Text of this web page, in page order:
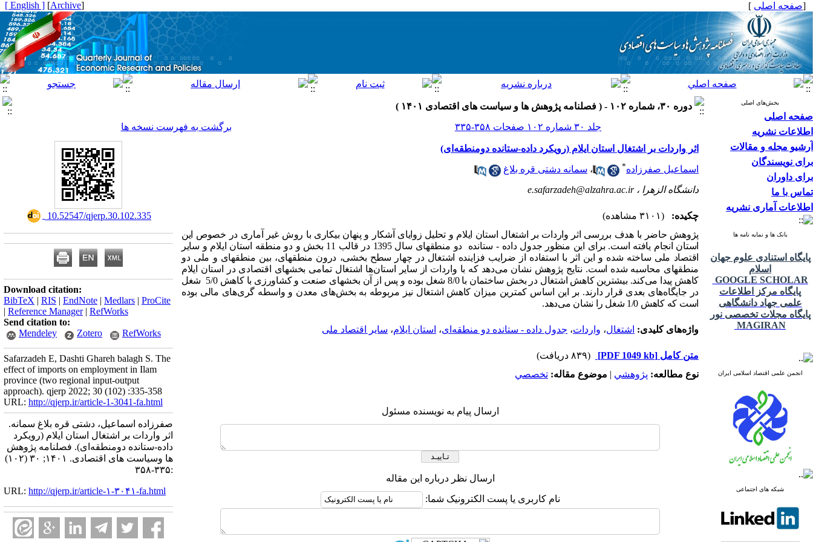
[صفحه اصلی ]
[
Archive
]
[ English ]
بخش‌های اصلی
صفحه اصلی
اطلاعات نشریه
آرشیو مجله و مقالات
برای نویسندگان
برای داوران
تماس با ما
اطلاعات آماری نشریه
بانک ها و نمایه نامه ها
پایگاه استنادی علوم جهان
اسلام
GOOGLE SCHOLAR
پایگاه مرکز اطلاعات
علمی جهاد دانشگاهی
پایگاه مجلات تخصصی نور
MAGIRAN
انجمن علمی اقتصاد اسلامی ایران
شبکه های اجتماعی
دوره ۳۰، شماره ۱۰۲ - ( فصلنامه پژوهش ها و سیاست های اقتصادی ۱۴۰۱ )
جلد ۳۰ شماره ۱۰۲ صفحات ۳۵۸-۳۳۵
برگشت به فهرست نسخه ها
اثر واردات بر اشتغال استان ایلام (رویکرد داده-ستانده دومنطقه‌ای‎)
اسماعیل صفرزاده* ، سمانه دشتی قره بلاغ
دانشگاه الزهرا ،e.safarzadeh@alzahra.ac.ir
چکیده:
(۳۱۰۱ مشاهده)
پژوهش حاضر با هدف بررسی اثر واردات بر اشتغال استان ایلام و تحلیل زوایای آشکار و پنهان بیکاری با روش غیر آماری در خصوص این
استان انجام یافته است. برای این منظور جدول داده - ستانده دو منطقه‏ای سال 1395 در قالب 11 بخش و دو منطقه استان ایلام و سایر
اقتصاد ملی ساخته شده و این اثر با استفاده از ضرایب فزاینده اشتغال در چهار سطح بخشی، درون منطقه‏ای، بین منطقه‏ای و ملی دو
منطقه‏ای محاسبه شده است. نتایج پژوهش نشان می‌دهد که با واردات از سایر استان‌ها اشتغال تمامی بخش‏های اقتصادی در استان ایلام
کاهش پیدا می‌‌کند. بیشترین کاهش اشتغال در بخش ساختمان با 8/0 شغل بوده و پس از آن بخش‏های صنعت و کشاورزی با کاهش 5/0 شغل
در جایگاه‌های بعدی قرار دارند. بر این اساس کمترین میزان کاهش اشتغال نیز مربوطه به بخش‌های معدن و واسطه گریهای مالی بوده
است که کاهش 1/0 شغل را نشان می‌دهد.
واژه‌های کلیدی: اشتغال، واردات، جدول داده - ستانده دو منطقه‌ای، استان ایلام، سایر اقتصاد ملی
متن کامل [PDF 1049 kb]
(۸۳۹ دریافت)
نوع مطالعه: پژوهشي | موضوع مقاله: تخصصي
ارسال پیام به نویسنده مسئول
ارسال نظر درباره این مقاله
نام کاربری یا پست الکترونیک شما:
‎ 10.52547/qjerp.30.102.335
Download citation:
BibTeX | RIS | EndNote | Medlars | ProCite
| Reference Manager| RefWorks
Send citation to:
Mendeley
Zotero RefWorks
Safarzadeh E, Dashti Ghareh balagh S. The
effect of imports on employment in Ilam
province (two regional input-output
approach). qjerp 2022; 30 (102) :335-358
URL: http://qjerp.ir/article-1-3041-fa.html
صفرزاده اسماعیل، دشتی قره بلاغ سمانه.
اثر واردات بر اشتغال استان ایلام (رویکرد
داده-ستانده دومنطقه‌ای‎). فصلنامه پژوهش
ها وسیاست های اقتصادی. ۱۴۰۱; ۳۰ (۱۰۲)
:۳۳۵-۳۵۸
URL: http://qjerp.ir/article-۱-۳۰۴۱-fa.html